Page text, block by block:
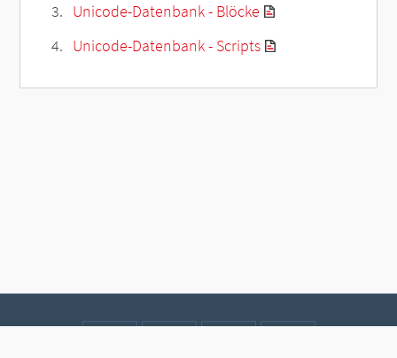
Unicode-Datenbank - Blöcke
Unicode-Datenbank - Scripts